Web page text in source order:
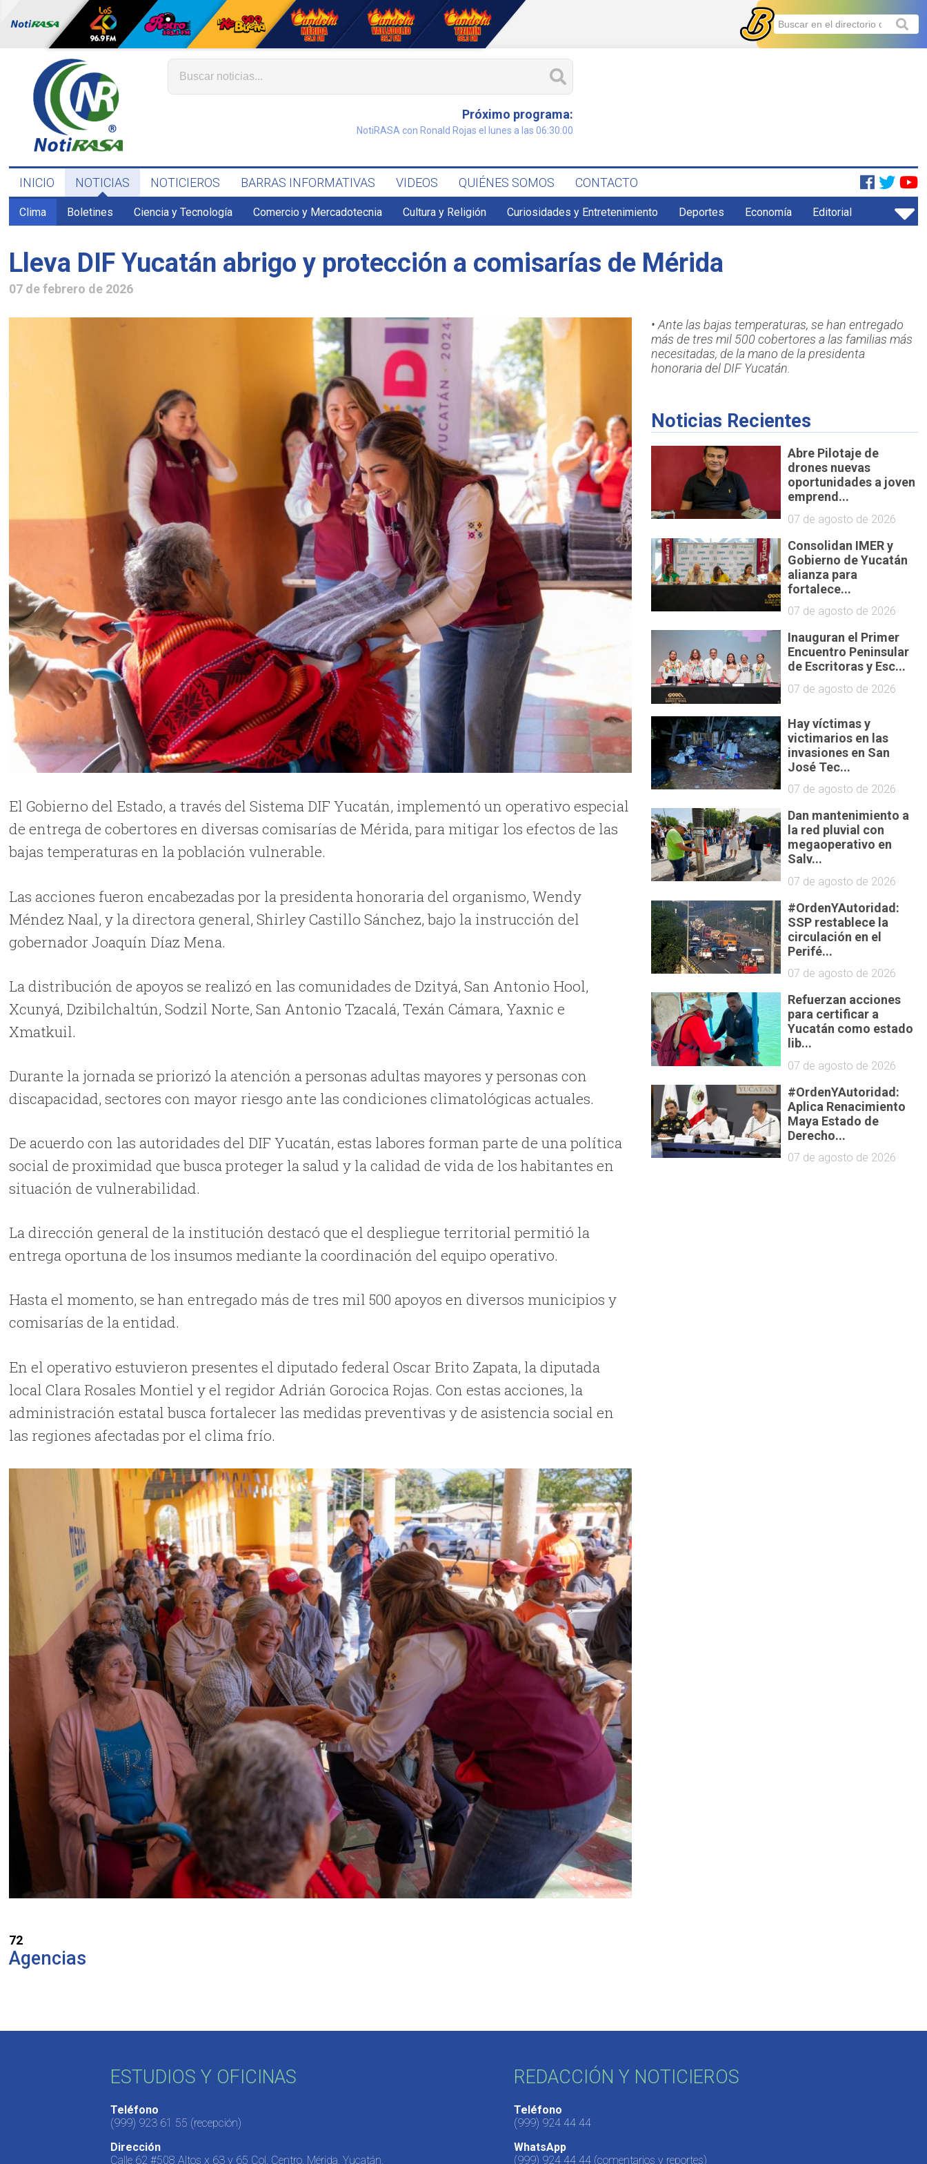
Próximo programa:
NotiRASA con Ronald Rojas el lunes a las 06:30:00
INICIO NOTICIAS NOTICIEROS BARRAS INFORMATIVAS VIDEOS QUIÉNES SOMOS CONTACTO
Clima Boletines Ciencia y Tecnología Comercio y Mercadotecnia Cultura y Religión Curiosidades y Entretenimiento Deportes Economía Editorial
Lleva DIF Yucatán abrigo y protección a comisarías de Mérida
07 de febrero de 2026
El Gobierno del Estado, a través del Sistema DIF Yucatán, implementó un operativo especial
de entrega de cobertores en diversas comisarías de Mérida, para mitigar los efectos de las
bajas temperaturas en la población vulnerable.
Las acciones fueron encabezadas por la presidenta honoraria del organismo, Wendy
Méndez Naal, y la directora general, Shirley Castillo Sánchez, bajo la instrucción del
gobernador Joaquín Díaz Mena.
La distribución de apoyos se realizó en las comunidades de Dzityá, San Antonio Hool,
Xcunyá, Dzibilchaltún, Sodzil Norte, San Antonio Tzacalá, Texán Cámara, Yaxnic e
Xmatkuil.
Durante la jornada se priorizó la atención a personas adultas mayores y personas con
discapacidad, sectores con mayor riesgo ante las condiciones climatológicas actuales.
De acuerdo con las autoridades del DIF Yucatán, estas labores forman parte de una política
social de proximidad que busca proteger la salud y la calidad de vida de los habitantes en
situación de vulnerabilidad.
La dirección general de la institución destacó que el despliegue territorial permitió la
entrega oportuna de los insumos mediante la coordinación del equipo operativo.
Hasta el momento, se han entregado más de tres mil 500 apoyos en diversos municipios y
comisarías de la entidad.
En el operativo estuvieron presentes el diputado federal Oscar Brito Zapata, la diputada
local Clara Rosales Montiel y el regidor Adrián Gorocica Rojas. Con estas acciones, la
administración estatal busca fortalecer las medidas preventivas y de asistencia social en
las regiones afectadas por el clima frío.
72
Agencias
• Ante las bajas temperaturas, se han entregado
más de tres mil 500 cobertores a las familias más
necesitadas, de la mano de la presidenta
honoraria del DIF Yucatán.
Noticias Recientes
Abre Pilotaje de
drones nuevas
oportunidades a joven
emprend...
07 de agosto de 2026
Consolidan IMER y
Gobierno de Yucatán
alianza para
fortalece...
07 de agosto de 2026
Inauguran el Primer
Encuentro Peninsular
de Escritoras y Esc...
07 de agosto de 2026
Hay víctimas y
victimarios en las
invasiones en San
José Tec...
07 de agosto de 2026
Dan mantenimiento a
la red pluvial con
megaoperativo en
Salv...
07 de agosto de 2026
#OrdenYAutoridad:
SSP restablece la
circulación en el
Perifé...
07 de agosto de 2026
Refuerzan acciones
para certificar a
Yucatán como estado
lib...
07 de agosto de 2026
#OrdenYAutoridad:
Aplica Renacimiento
Maya Estado de
Derecho...
07 de agosto de 2026
ESTUDIOS Y OFICINAS
Teléfono
(999) 923 61 55 (recepción)
Dirección
Calle 62 #508 Altos x 63 y 65 Col. Centro, Mérida, Yucatán,
REDACCIÓN Y NOTICIEROS
Teléfono
(999) 924 44 44
WhatsApp
(999) 924 44 44 (comentarios y reportes)